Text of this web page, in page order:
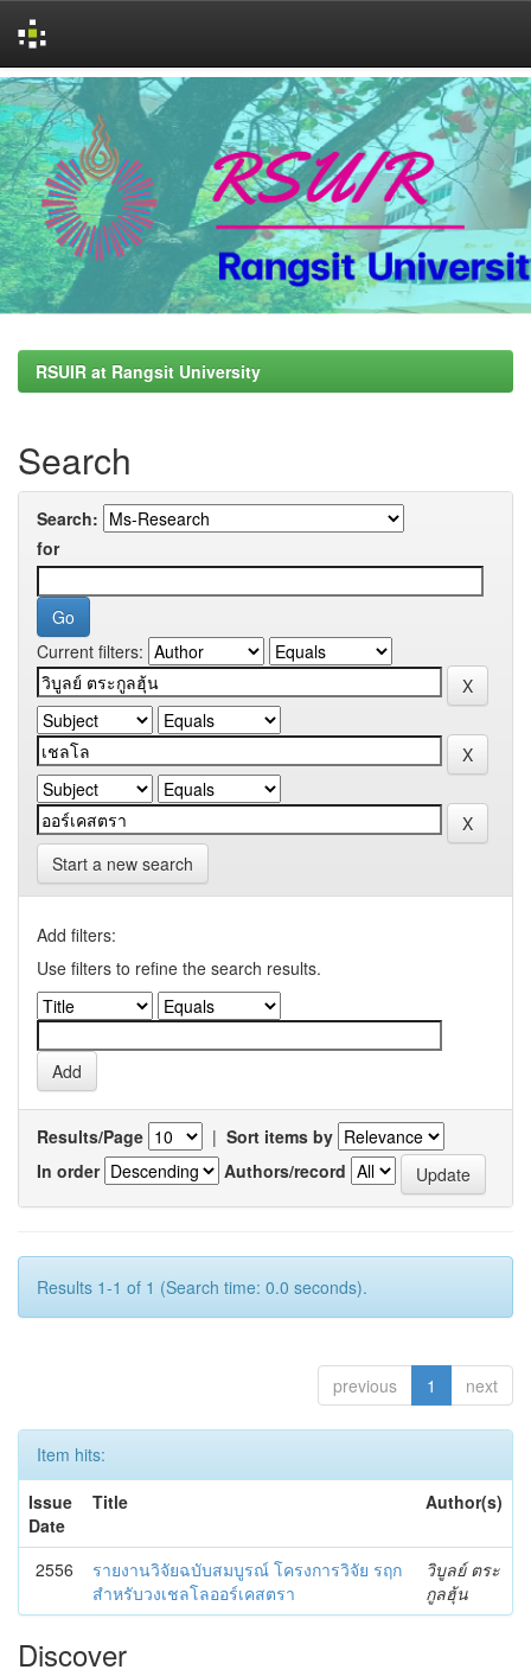
Skip
navigation
RSUIR at Rangsit University
Search
Search:
for
Current filters:
Start a new search
Add filters:
Use filters to refine the search results.
Results/Page | Sort items by
In order
Authors/record
Results 1-1 of 1 (Search time: 0.0 seconds).
previous 1 next
Item hits:
Issue
Date
Title Author(s)
2556
รายงานวิจัยฉบับสมบูรณ์ โครงการวิจัย รฤก
สำหรับวงเชลโลออร์เคสตรา
วิบูลย์ ตระ
กูลฮุ้น
Discover